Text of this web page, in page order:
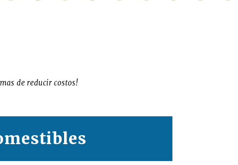
de reducir costos!